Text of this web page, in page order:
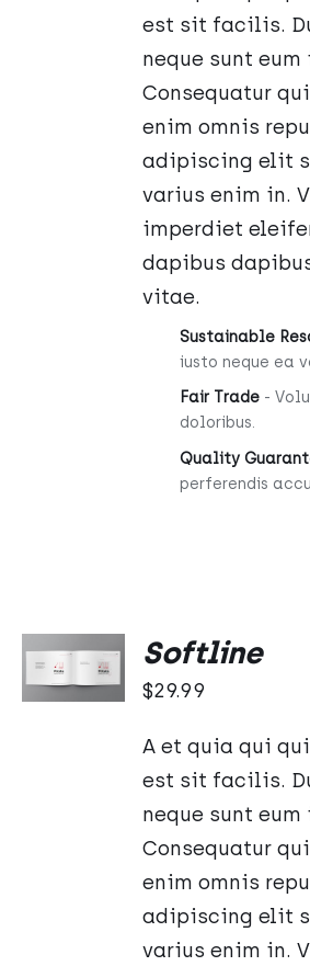
est sit facilis.
neque sunt eum
Consequatur
enim omnis
adipiscing elit
varius enim in.
imperdiet
dapibus
vitae.
Sustainable
iusto neque ea
Fair Trade-
doloribus.
Quality
perferendis
DO
KOSZYKA
/
Softline
$29.99
A et quia qui
est sit facilis.
neque sunt eum
Consequatur
enim omnis
adipiscing elit
varius enim in.